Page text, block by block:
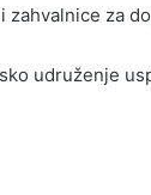
za
udruženje